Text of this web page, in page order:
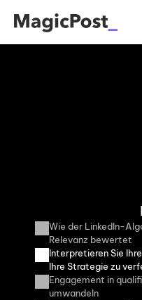
Wie der LinkedIn-
Relevanz bewertet
Interpretieren Sie
Ihre Strategie zu
Engagement in
umwandeln